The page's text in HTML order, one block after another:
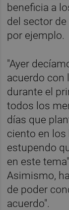
beneficia a
del sector
por ejemplo.
"Ayer
acuerdo con
durante el
todos los
días que
ciento en los
estupendo
en este
Asimismo,
de poder
acuerdo".